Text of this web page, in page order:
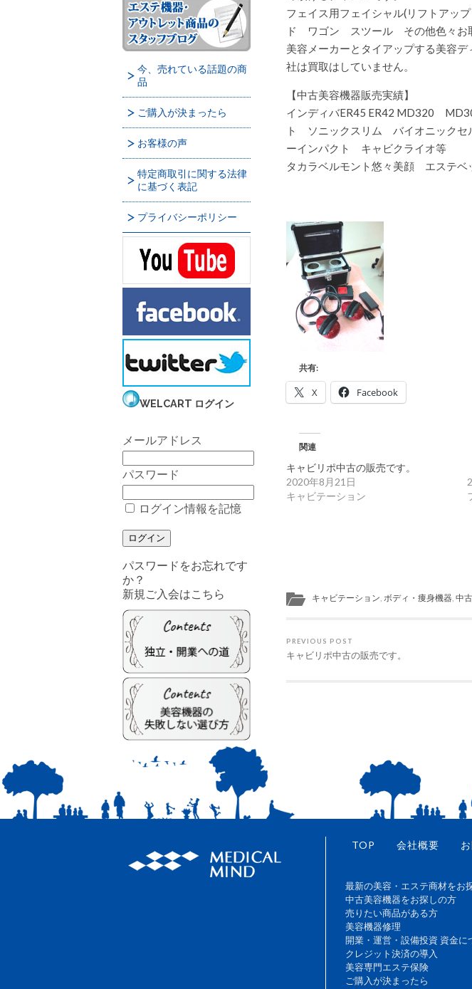
フェイス用フェイシャル(リフトアッ
ド ワゴン スツール その他色々お取
美容メーカーとタイアップする美容
社は買取はしていません。
【中古美容機器販売実績】
インディバER45 ER42 MD320
ト ソニックスリム バイオニック
ーインパクト キャビクライオ等
タカラベルモント悠々美顔 エステ
共有:
X Facebook
関連
キャビリポ中古の販売です。
2020年8月21日
キャビテーション
キャビテーション, ボディ・痩身機器, 中古
PREVIOUS POST
キャビリポ中古の販売です。
今、売れている話題の商
品
ご購入が決まったら
お客様の声
特定商取引に関する法律
に基づく表記
プライバシーポリシー
WELCART ログイン
メールアドレス
パスワード
ログイン情報を記憶
パスワードをお忘れです
か？
新規ご入会はこちら
TOP 会社概要
最新の美容・エステ商材をお
中古美容機器をお探しの方
売りたい商品がある方
美容機器修理
開業・運営・設備投資 資金に
クレジット決済の導入
美容専門エステ保険
ご購入が決まったら